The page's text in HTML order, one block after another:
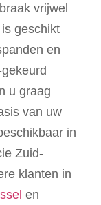
vrijwel
geschikt
en
u graag
van uw
in
Zuid-
klanten in
en